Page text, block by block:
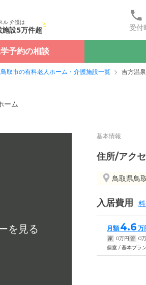
ル 介護は
施設5万件超 受
学予約の相談
鳥取市の有料老人ホーム・介護施設一覧 吉方温
ーム
基本情報
住所/アク
鳥取県鳥
入居費用
月額 4.6 万
家 0万円 管 0
個室 / 基本プラン